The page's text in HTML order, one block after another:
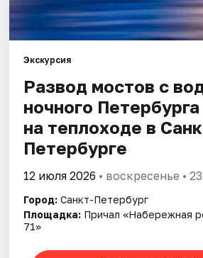
Экскурсия
Развод мостов с
ночного
на теплоходе в
Петербурге
12 июля 2026 • воскресенье •
Город: Санкт-Петербург
Площадка: Причал «Набережная
71»